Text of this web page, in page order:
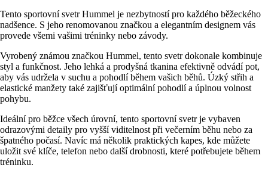
Tento sportovní svetr Hummel je nezbytností pro každého běžeckého
nadšence. S jeho renomovanou značkou a elegantním designem vás
provede všemi vašimi tréninky nebo závody.
Vyrobený známou značkou Hummel, tento svetr dokonale kombinuje
styl a funkčnost. Jeho lehká a prodyšná tkanina efektivně odvádí pot,
aby vás udržela v suchu a pohodlí během vašich běhů. Úzký střih a
elastické manžety také zajišťují optimální pohodlí a úplnou volnost
pohybu.
Ideální pro běžce všech úrovní, tento sportovní svetr je vybaven
odrazovými detaily pro vyšší viditelnost při večerním běhu nebo za
špatného počasí. Navíc má několik praktických kapes, kde můžete
uložit své klíče, telefon nebo další drobnosti, které potřebujete během
tréninku.